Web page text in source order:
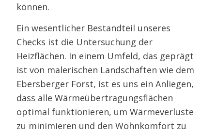
können.
Ein wesentlicher Bestandteil unseres
Checks ist die Untersuchung der
Heizflächen. In einem Umfeld, das geprägt
ist von malerischen Landschaften wie dem
Ebersberger Forst, ist es uns ein Anliegen,
dass alle Wärmeübertragungsflächen
optimal funktionieren, um Wärmeverluste
zu minimieren und den Wohnkomfort zu